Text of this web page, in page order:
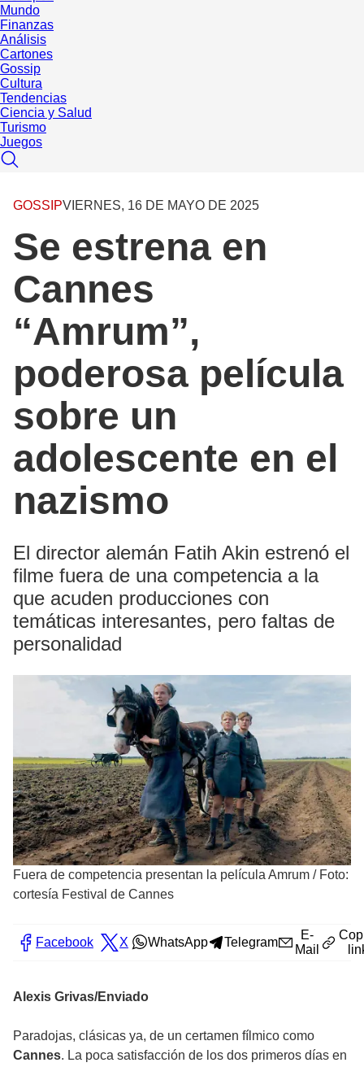
Mundo
Finanzas
Análisis
Cartones
Gossip
Cultura
Tendencias
Ciencia y Salud
Turismo
Juegos
GOSSIPVIERNES, 16 DE MAYO DE 2025
Se estrena en
Cannes
“Amrum”,
poderosa película
sobre un
adolescente en el
nazismo
El director alemán Fatih Akin estrenó el
filme fuera de una competencia a la
que acuden producciones con
temáticas interesantes, pero faltas de
personalidad
Fuera de competencia presentan la película Amrum / Foto:
cortesía Festival de Cannes
Facebook X WhatsApp Telegram
E-
Mail
Alexis Grivas/Enviado
Paradojas, clásicas ya, de un certamen fílmico como
Cannes. La poca satisfacción de los dos primeros días en